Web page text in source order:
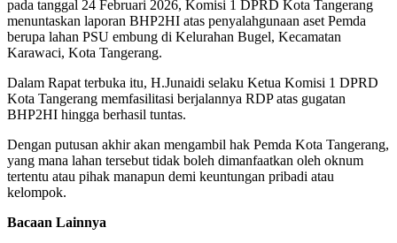
pada tanggal 24 Februari 2026, Komisi 1 DPRD Kota Tangerang
menuntaskan laporan BHP2HI atas penyalahgunaan aset Pemda
berupa lahan PSU embung di Kelurahan Bugel, Kecamatan
Karawaci, Kota Tangerang.
Dalam Rapat terbuka itu, H.Junaidi selaku Ketua Komisi 1 DPRD
Kota Tangerang memfasilitasi berjalannya RDP atas gugatan
BHP2HI hingga berhasil tuntas.
Dengan putusan akhir akan mengambil hak Pemda Kota Tangerang,
yang mana lahan tersebut tidak boleh dimanfaatkan oleh oknum
tertentu atau pihak manapun demi keuntungan pribadi atau
kelompok.
Bacaan Lainnya